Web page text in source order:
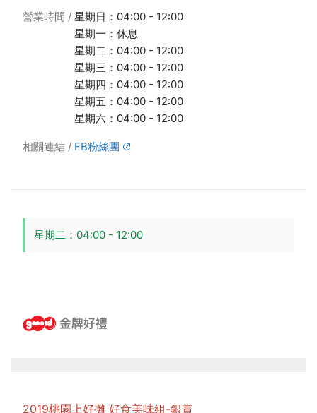
營業時間
星期日：04:00 - 12:00
星期一：休息
星期二：04:00 - 12:00
星期三：04:00 - 12:00
星期四：04:00 - 12:00
星期五：04:00 - 12:00
星期六：04:00 - 12:00
相關連結 FB粉絲團
星期二：04:00 - 12:00
2019桃園上好攤 好食美味組-銀賞